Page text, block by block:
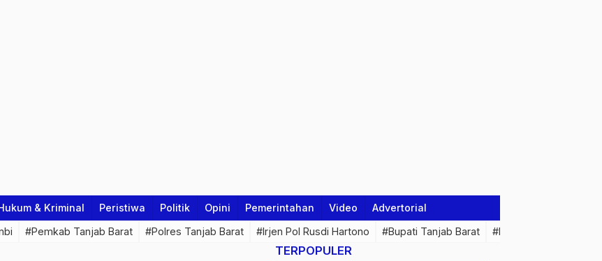
& Kriminal Peristiwa Politik Opini Pemerintahan Video Advertorial
#Pemkab Tanjab Barat #Polres Tanjab Barat #Irjen Pol Rusdi Hartono #Bupati Tanjab Barat #Pemprov Jambi
TERPOPULER